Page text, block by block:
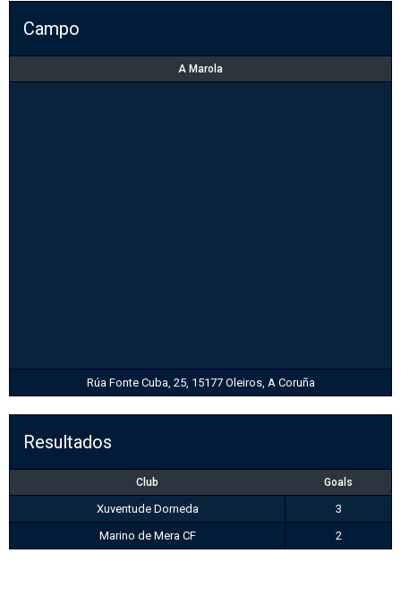
Campo
A Marola
Rúa Fonte Cuba, 25, 15177 Oleiros, A Coruña
Resultados
Club Goals
Xuventude Dorneda
3
Marino de Mera CF
2